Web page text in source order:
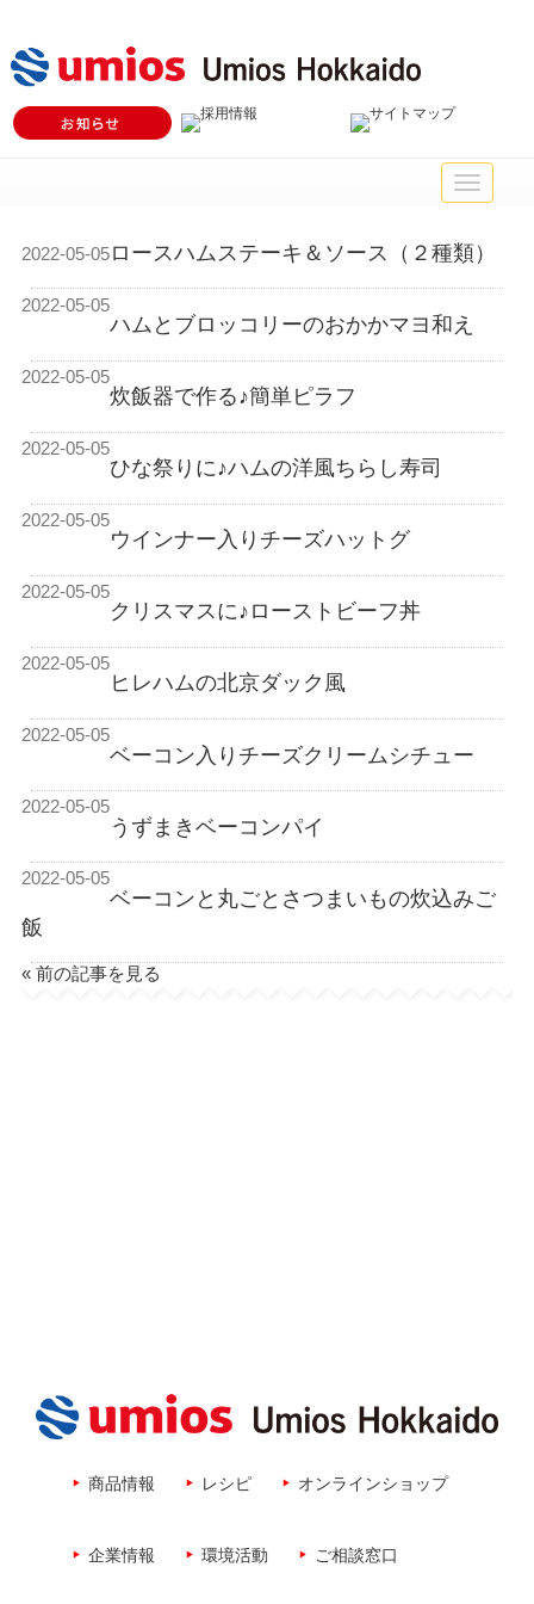
メ
イ
メ
ー
2022-05-05ロースハムステーキ＆ソース（２種類）
2022-05-05
ハムとブロッコリーのおかかマヨ和え
2022-05-05
炊飯器で作る♪簡単ピラフ
2022-05-05
ひな祭りに♪ハムの洋風ちらし寿司
2022-05-05
ウインナー入りチーズハットグ
2022-05-05
クリスマスに♪ローストビーフ丼
2022-05-05
ヒレハムの北京ダック風
2022-05-05
ベーコン入りチーズクリームシチュー
2022-05-05
うずまきベーコンパイ
2022-05-05
ベーコンと丸ごとさつまいもの炊込みご
飯
« 前の記事を見る
商品情報 レシピ オンラインショップ
企業情報 環境活動 ご相談窓口